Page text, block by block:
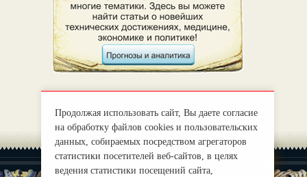
Продолжая использовать сайт, Вы даете согласие
на обработку файлов cookies и пользовательских
данных, собираемых посредством агрегаторов
статистики посетителей веб-сайтов, в целях
ведения статистики посещений сайта,